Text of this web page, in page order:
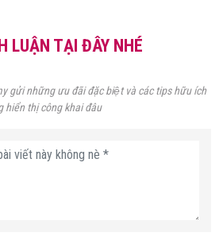
LUẬN TẠI ĐÂY NHÉ
gửi những ưu đãi đặc biệt và các tips hữu ích
hiển thị công khai đâu